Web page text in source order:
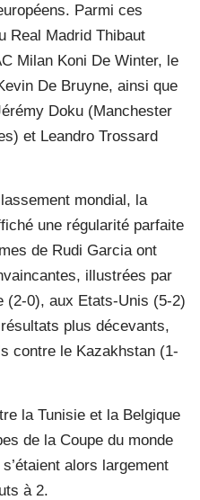
Parmi ces
Real Madrid Thibaut
Milan Koni De Winter, le
De Bruyne, ainsi que
Doku (Manchester
et Leandro Trossard
mondial, la
une régularité parfaite
de Rudi Garcia ont
illustrées par
(2-0), aux Etats-Unis (5-2)
plus décevants,
contre le Kazakhstan (1-
la Tunisie et la Belgique
de la Coupe du monde
alors largement
à 2.